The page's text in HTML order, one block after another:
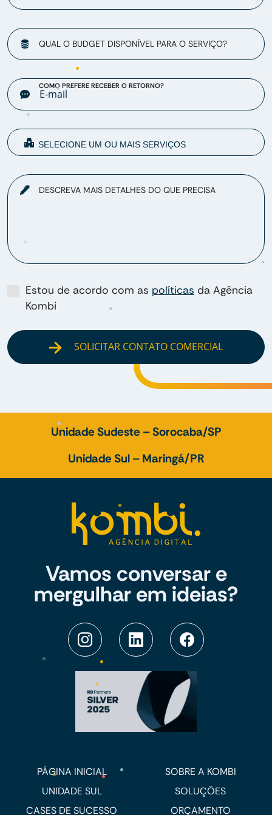
QUAL O BUDGET DISPONÍVEL PARA O SERVIÇO?
COMO PREFERE RECEBER O RETORNO?
DESCREVA MAIS DETALHES DO QUE PRECISA
Estou de acordo com as políticas da Agência
Kombi
SOLICITAR CONTATO COMERCIAL
Unidade Sudeste – Sorocaba/SP
Unidade Sul – Maringá/PR
Vamos conversar e
mergulhar em ideias?
PÁGINA INICIAL
SOBRE A KOMBI
UNIDADE SUL
SOLUÇÕES
CASES DE SUCESSO
ORÇAMENTO